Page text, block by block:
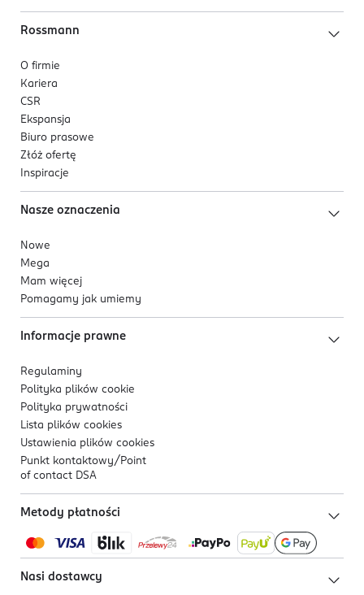
Rossmann
O firmie
Kariera
CSR
Ekspansja
Biuro prasowe
Złóż ofertę
Inspiracje
Nasze oznaczenia
Nowe
Mega
Mam więcej
Pomagamy jak umiemy
Informacje prawne
Regulaminy
Polityka plików cookie
Polityka prywatności
Lista plików cookies
Ustawienia plików cookies
Punkt kontaktowy/ Point
of contact DSA
Metody płatności
Nasi dostawcy